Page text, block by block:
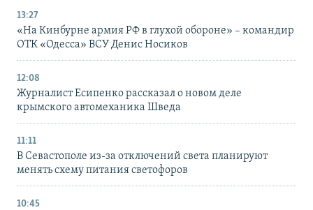
13:27
«На Кинбурне армия РФ в глухой обороне» – командир
ОТК «Одесса» ВСУ Денис Носиков
12:08
Журналист Есипенко рассказал о новом деле
крымского автомеханика Шведа
11:11
В Севастополе из-за отключений света планируют
менять схему питания светофоров
10:45